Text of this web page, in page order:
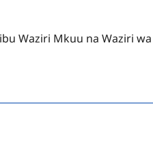
Waziri Mkuu na Waziri